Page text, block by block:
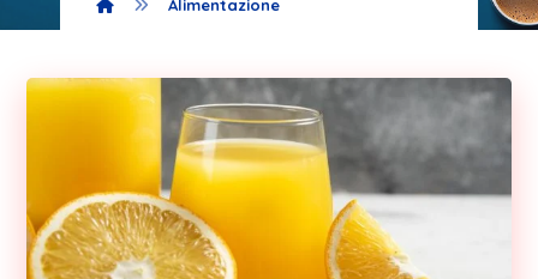
Alimentazione